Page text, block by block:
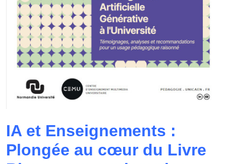
IA et Enseignements :
Plongée au cœur du Livre